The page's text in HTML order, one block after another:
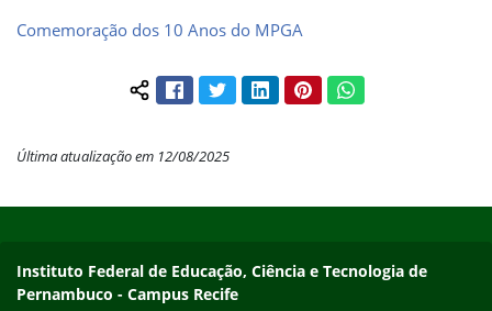
Comemoração dos 10 Anos do MPGA
Compartilhar conteúdo:
FacebookTwitterLinkedInPinterestWhatsApp
Última atualização em 12/08/2025
Instituto Federal de Educação, Ciência e Tecnologia de
Pernambuco - Campus Recife